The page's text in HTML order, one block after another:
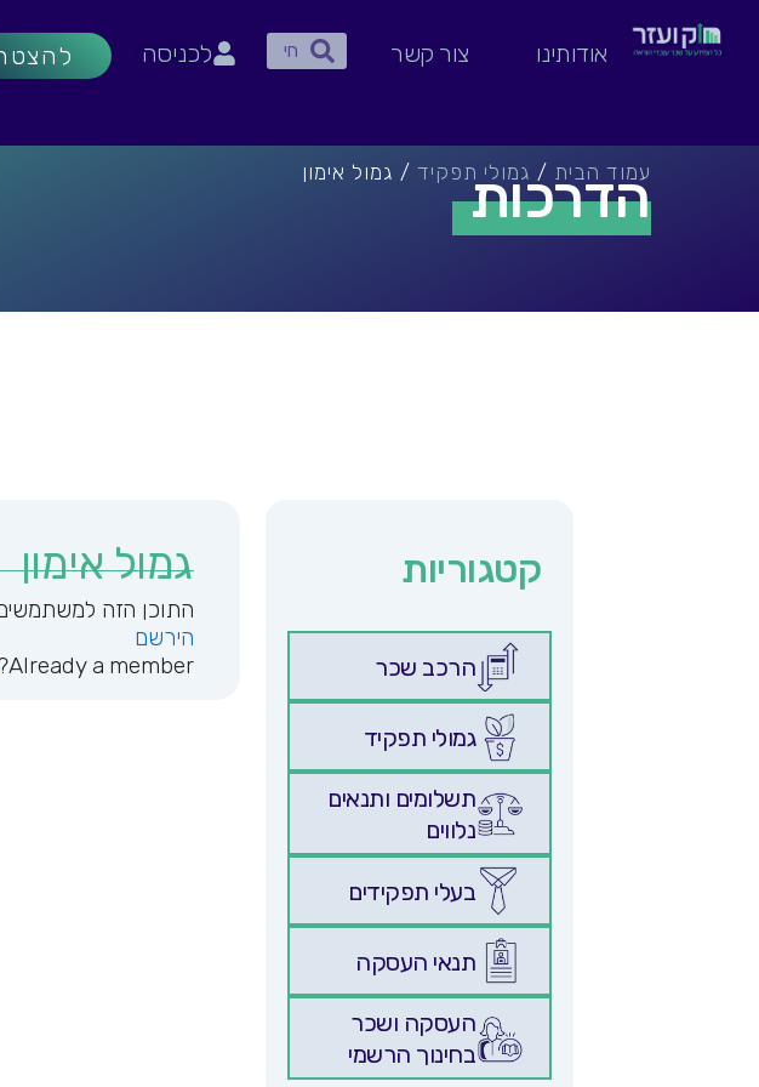
לתוכן
אודותינו צור קשר חיפושחיפוש לכניסה
עמוד הבית / גמולי תפקיד / גמול אימון הדרכות
קטגוריות
הרכב שכר
גמולי תפקיד
תשלומים ותנאים
נלווים
בעלי תפקידים
תנאי העסקה
העסקה ושכר
בחינוך הרשמי
גמול אימון
הירשם
Already a member?